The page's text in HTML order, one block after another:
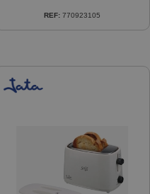
REF: 770923105